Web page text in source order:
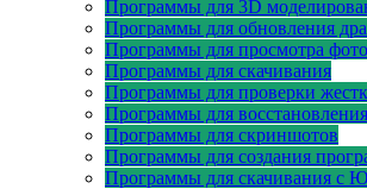
Программы для 3D
Программы для обновления
Программы для просмотра
Программы для скачивания
Программы для проверки
Программы для
Программы для скриншотов
Программы для создания
Программы для скачивания с